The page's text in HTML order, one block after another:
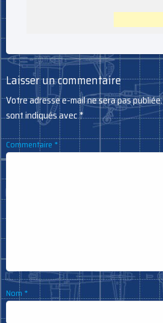
Laisser un commentaire
Votre adresse e-mail ne sera pas publiée.
sont indiqués avec*
Commentaire *
Nom *